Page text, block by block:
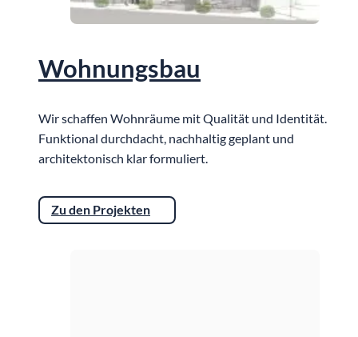
Wohnungsbau
Wir schaffen Wohnräume mit Qualität und Identität.
Funktional durchdacht, nachhaltig geplant und
architektonisch klar formuliert.
Zu den Projekten